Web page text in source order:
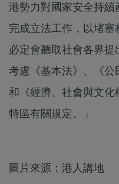
港勢力對國家安全持
完成立法工作，以堵
必定會聽取社會各界
考慮《基本法》、《公
和《經濟、社會與文
特區有關規定。」
圖片來源：港人講地